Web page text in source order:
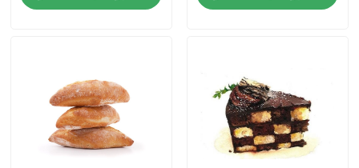
منتجات
عرض الواقع الافتراضي
معلومات عنا